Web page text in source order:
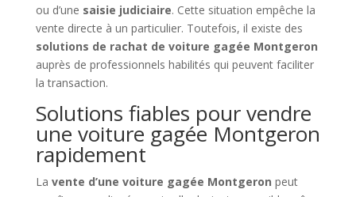
ou d’une saisie judiciaire. Cette situation empêche la
vente directe à un particulier. Toutefois, il existe des
solutions de rachat de voiture gagée Montgeron
auprès de professionnels habilités qui peuvent faciliter
la transaction.
Solutions fiables pour vendre
une voiture gagée Montgeron
rapidement
La vente d’une voiture gagée Montgeron peut